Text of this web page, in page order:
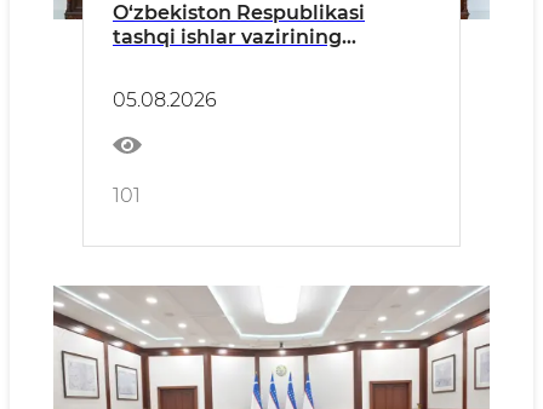
O‘zbekiston Respublikasi
tashqi ishlar vazirining
05.08.2026
101